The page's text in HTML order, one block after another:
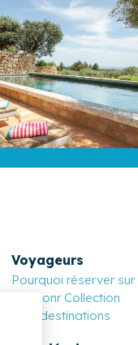
Voyageurs
Pourquoi réserver
Cocoonr Collection
Nos destinations